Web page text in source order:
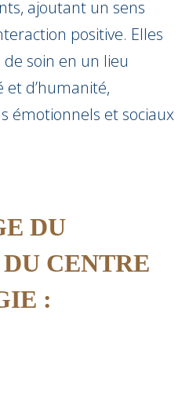
ajoutant un sens
positive. Elles
soin en un lieu
et d’humanité,
émotionnels et sociaux
DU
CENTRE
: